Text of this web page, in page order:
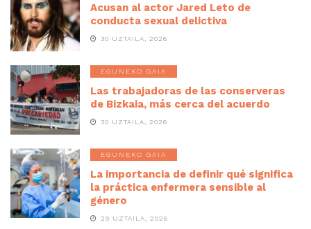
Acusan al actor Jared Leto de
conducta sexual delictiva
30 UZTAILA, 2026
EGUNEKO GAIA
Las trabajadoras de las conserveras
de Bizkaia, más cerca del acuerdo
30 UZTAILA, 2026
EGUNEKO GAIA
La importancia de definir qué significa
la práctica enfermera sensible al
género
29 UZTAILA, 2026